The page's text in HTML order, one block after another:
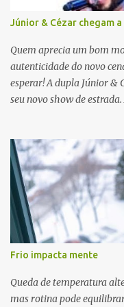
Júnior & Cézar chegam
Quem aprecia um bom
autenticidade do novo
esperar! A dupla Júnior &
seu novo show de
barriga diferente. O
por completo e já ver o
show, é algo surreal.
tempos de ‘Clone’ e
agora, nessa caminhada
gratificante”, comentam
do Brasil com a agenda
"Simplesmente". O
inéditas, com direção
direção musical de
Frio impacta mente
Queda de temperatura
mas rotina pode